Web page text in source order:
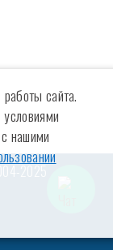
2025
сайта.
нашими